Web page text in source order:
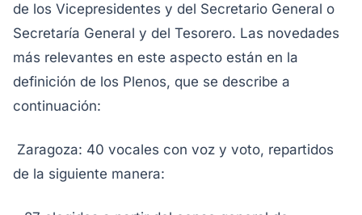
de los Vicepresidentes y del Secretario General o
Secretaría General y del Tesorero. Las novedades
más relevantes en este aspecto están en la
definición de los Plenos, que se describe a
continuación:
Zaragoza: 40 vocales con voz y voto, repartidos
de la siguiente manera: